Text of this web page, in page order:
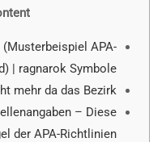
APA-
| ragnarok Symbole
mehr da das Bezirk
– Diese
der APA-Richtlinien